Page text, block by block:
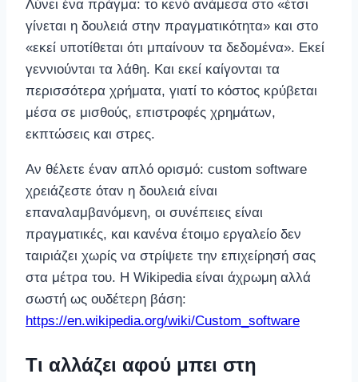
Λύνει ένα πράγμα: το κενό ανάμεσα στο «έτσι
γίνεται η δουλειά στην πραγματικότητα» και στο
«εκεί υποτίθεται ότι μπαίνουν τα δεδομένα». Εκεί
γεννιούνται τα λάθη. Και εκεί καίγονται τα
περισσότερα χρήματα, γιατί το κόστος κρύβεται
μέσα σε μισθούς, επιστροφές χρημάτων,
εκπτώσεις και στρες.
Αν θέλετε έναν απλό ορισμό: custom software
χρειάζεστε όταν η δουλειά είναι
επαναλαμβανόμενη, οι συνέπειες είναι
πραγματικές, και κανένα έτοιμο εργαλείο δεν
ταιριάζει χωρίς να στρίψετε την επιχείρησή σας
στα μέτρα του. Η Wikipedia είναι άχρωμη αλλά
σωστή ως ουδέτερη βάση:
https://en.wikipedia.org/wiki/Custom_software
Τι αλλάζει αφού μπει στη